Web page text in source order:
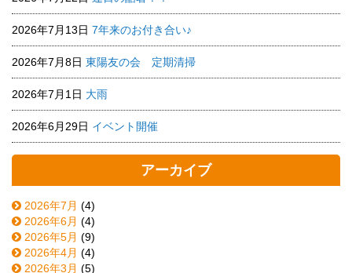
2026年7月13日 7年来のお付き合い♪
2026年7月8日 東陽友の会 定期清掃
2026年7月1日 大雨
2026年6月29日 イベント開催
アーカイブ
2026年7月 (4)
2026年6月 (4)
2026年5月 (9)
2026年4月 (4)
2026年3月 (5)